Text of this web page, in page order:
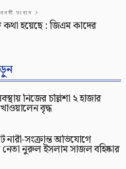
সংবাদ
কথা হয়েছে : জিএম কাদের
নিজের চল্লিশা ২ হাজার
বৃদ্ধ
নারী-সংক্রান্ত অভিযোগে
নেতা নুরুল ইসলাম সাজল বহিষ্কার